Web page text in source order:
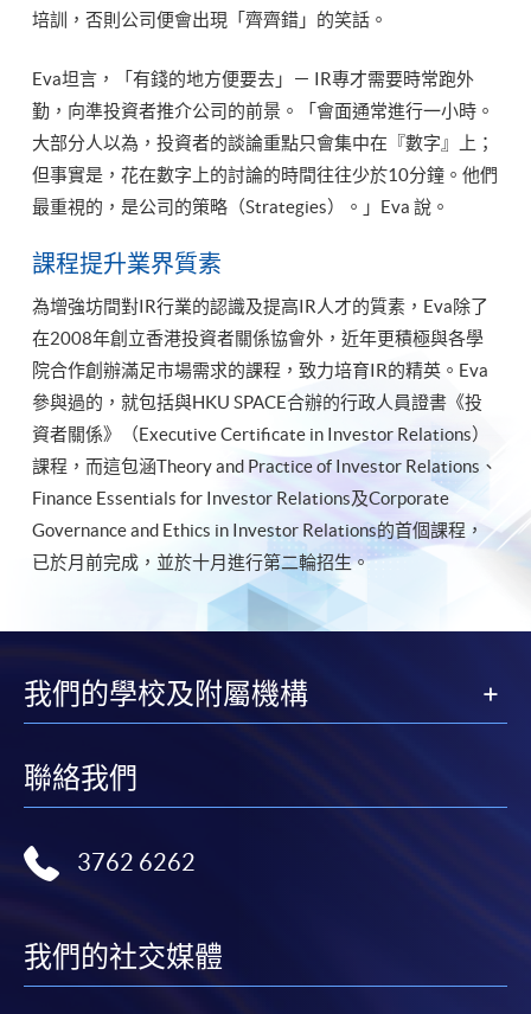
培訓，否則公司便會出現「齊齊錯」的笑話。
Eva坦言，「有錢的地方便要去」－ IR專才需要時常跑外
勤，向準投資者推介公司的前景。「會面通常進行一小時。
大部分人以為，投資者的談論重點只會集中在『數字』上；
但事實是，花在數字上的討論的時間往往少於10分鐘。他們
最重視的，是公司的策略（Strategies）。」Eva 說。
課程提升業界質素
為增強坊間對IR行業的認識及提高IR人才的質素，Eva除了
在2008年創立香港投資者關係協會外，近年更積極與各學
院合作創辦滿足市場需求的課程，致力培育IR的精英。Eva
參與過的，就包括與HKU SPACE合辦的行政人員證書《投
資者關係》（Executive Certificate in Investor Relations）
課程，而這包涵Theory and Practice of Investor Relations、
Finance Essentials for Investor Relations及Corporate
Governance and Ethics in Investor Relations的首個課程，
已於月前完成，並於十月進行第二輪招生。
我們的學校及附屬機構
聯絡我們
3762 6262
我們的社交媒體